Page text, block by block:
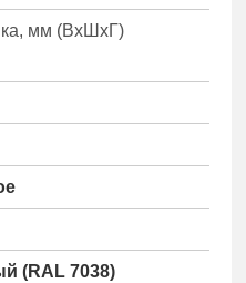
мм (ВхШхГ)
(RAL 7038)